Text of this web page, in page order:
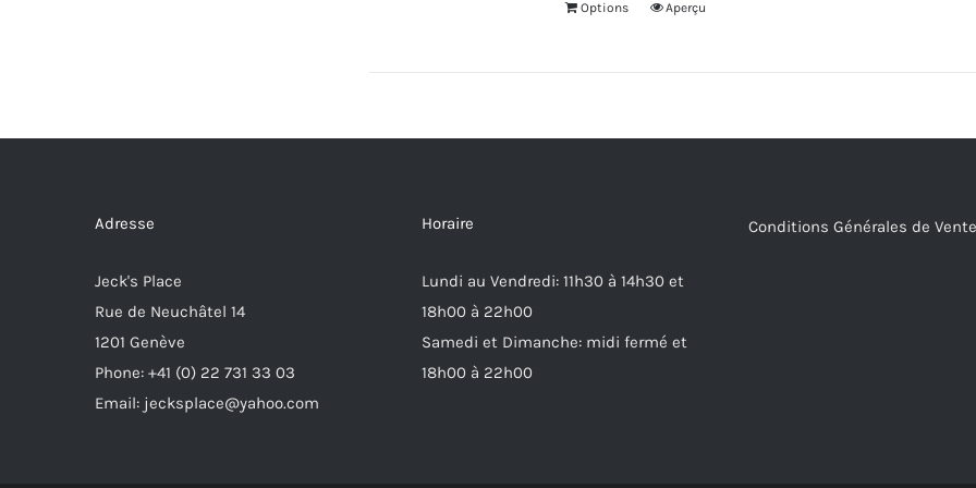
Options Aperçu
Adresse
Jeck's Place
Rue de Neuchâtel 14
1201 Genève
Phone: +41 (0) 22 731 33 03
Email: jecksplace@yahoo.com
Horaire
Lundi au Vendredi: 11h30 à 14h30 et
18h00 à 22h00
Samedi et Dimanche: midi fermé et
18h00 à 22h00
Conditions Générales de Vente